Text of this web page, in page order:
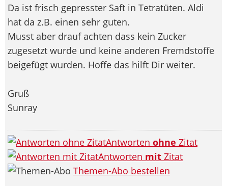
Da ist frisch gepresster Saft in Tetratüten. Aldi
hat da z.B. einen sehr guten.
Musst aber drauf achten dass kein Zucker
zugesetzt wurde und keine anderen Fremdstoffe
beigefügt wurden. Hoffe das hilft Dir weiter.
Gruß
Sunray
Antworten ohne Zitat
Antworten mit Zitat
Themen-Abo bestellen